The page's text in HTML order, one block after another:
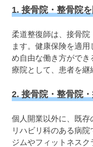
1. 接骨院・整骨院
柔道整復師は、接骨院
ます。健康保険を適
め自由な働き方がで
療院として、患者を継
2. 接骨院・整骨院
個人開業以外に、既存
リハビリ科のある病
ジムやフィットネス